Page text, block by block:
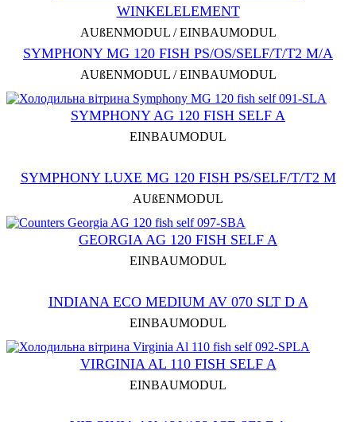
WINKELELEMENT
AUßENMODUL / EINBAUMODUL
SYMPHONY MG 120 FISH PS/OS/SELF/T/T2 M/A
AUßENMODUL / EINBAUMODUL
SYMPHONY AG 120 FISH SELF A
EINBAUMODUL
SYMPHONY LUXE MG 120 FISH PS/SELF/T/T2 M
AUßENMODUL
GEORGIA AG 120 FISH SELF A
EINBAUMODUL
INDIANA ECO MEDIUM AV 070 SLT D A
EINBAUMODUL
VIRGINIA AL 110 FISH SELF A
EINBAUMODUL